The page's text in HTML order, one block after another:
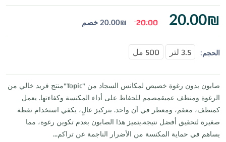
20.00₪
20.00
20.00₪ خصم
الحجم: 3.5 لتر 500 مل
صابون بدون رغوة خصيص لمكانس السجاد من "Topic"منتج فريد خالي من
الرغوة ومنظف عميقمصمم للحفاظ على أداء المكنسة وكفاءتها. يعمل
كمنظف، معقم، ومعطر في آن واحد. بتركيز عالٍ، يكفي استخدام نقطة
صغيرة لتحقيق أفضل نتيجة.يتميز هذا الصابون بعدم تكوين رغوة، مما
يساهم في حماية المكنسة من الأضرار الناجمة عن تراكم...